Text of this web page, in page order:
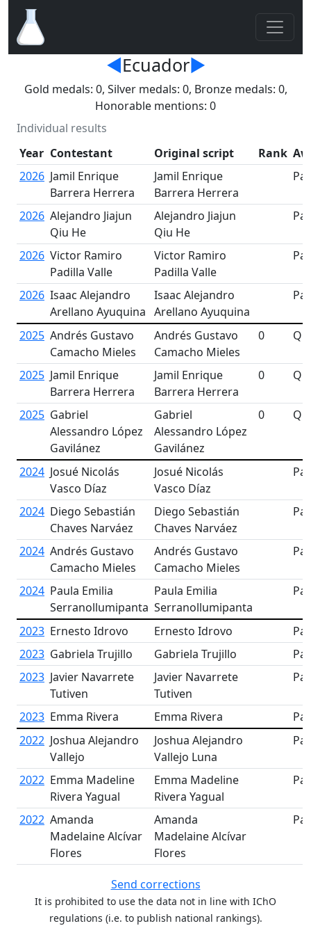
◄Ecuador►
Gold medals: 0, Silver medals: 0, Bronze medals: 0,
Honorable mentions: 0
Individual results
Year Contestant Original script Rank
2026 Jamil Enrique
Barrera Herrera
Jamil Enrique
Barrera Herrera
2026 Alejandro Jiajun
Qiu He
Alejandro Jiajun
Qiu He
2026 Victor Ramiro
Padilla Valle
Victor Ramiro
Padilla Valle
2026 Isaac Alejandro
Arellano Ayuquina
Isaac Alejandro
Arellano Ayuquina
2025 Andrés Gustavo
Camacho Mieles
Andrés Gustavo
Camacho Mieles
0
2025 Jamil Enrique
Barrera Herrera
Jamil Enrique
Barrera Herrera
0
2025 Gabriel
Alessandro López
Gavilánez
Gabriel
Alessandro López
Gavilánez
0
2024 Josué Nicolás
Vasco Díaz
Josué Nicolás
Vasco Díaz
2024 Diego Sebastián
Chaves Narváez
Diego Sebastián
Chaves Narváez
2024 Andrés Gustavo
Camacho Mieles
Andrés Gustavo
Camacho Mieles
2024 Paula Emilia
Serranollumipanta
Paula Emilia
Serranollumipanta
2023 Ernesto Idrovo Ernesto Idrovo
2023 Gabriela Trujillo Gabriela Trujillo
2023 Javier Navarrete
Tutiven
Javier Navarrete
Tutiven
2023 Emma Rivera Emma Rivera
2022 Joshua Alejandro
Vallejo
Joshua Alejandro
Vallejo Luna
2022 Emma Madeline
Rivera Yagual
Emma Madeline
Rivera Yagual
2022 Amanda
Madelaine Alcívar
Flores
Amanda
Madelaine Alcívar
Flores
Send corrections
It is prohibited to use the data not in line with IChO
regulations (i.e. to publish national rankings).